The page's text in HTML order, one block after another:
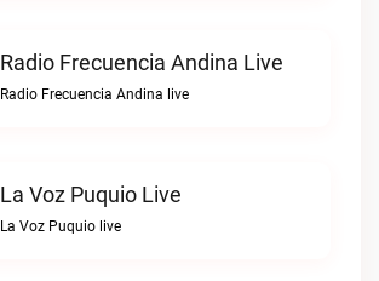
Radio Frecuencia Andina Live
Radio Frecuencia Andina live
La Voz Puquio Live
La Voz Puquio live